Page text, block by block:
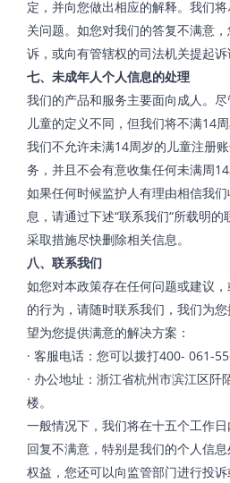
定，并向您做出相应的解释。我们
关问题。如您对我们的答复不满意
诉，或向有管辖权的司法机关提起诉
七、未成年人个人信息的处理
我们的产品和服务主要面向成人。
儿童的定义不同，但我们将不满14
我们不允许未满14周岁的儿童注册
务，并且不会有意收集任何未满周14
如果任何时候监护人有理由相信我
息，请通过下述“联系我们“所载明
采取措施尽快删除相关信息。
八、联系我们
如您对本政策存在任何问题或建议
的行为，请随时联系我们，我们为
望为您提供满意的解决方案：
· 客服电话：您可以拨打400- 061-
· 办公地址：浙江省杭州市滨江区
楼。
一般情况下，我们将在十五个工作
回复不满意，特别是我们的个人信
权益，您还可以向监管部门进行投诉